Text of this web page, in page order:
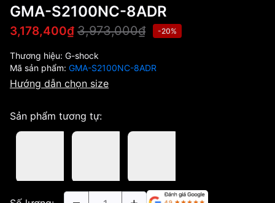
GMA-S2100NC-8ADR
3,178,400₫ 3,973,000₫ -20%
Thương hiệu: G-shock
Mã sản phẩm: GMA-S2100NC-8ADR
Hướng dẫn chọn size
Sản phẩm tương tự: